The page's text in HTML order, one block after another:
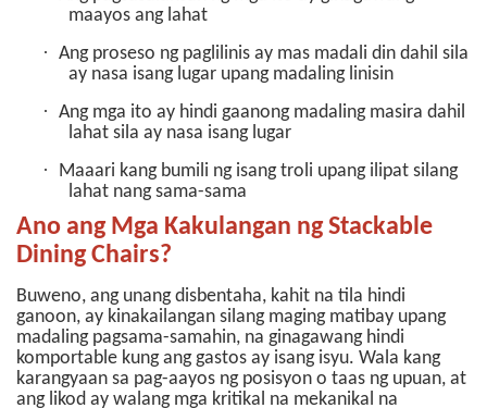
maayos ang lahat
· Ang proseso ng paglilinis ay mas madali din dahil sila
ay nasa isang lugar upang madaling linisin
· Ang mga ito ay hindi gaanong madaling masira dahil
lahat sila ay nasa isang lugar
·
Maaari kang bumili ng isang troli upang ilipat silang
lahat nang sama-sama
Ano ang Mga Kakulangan ng Stackable
Dining Chairs?
Buweno, ang unang disbentaha, kahit na tila hindi
ganoon, ay kinakailangan silang maging matibay upang
madaling pagsama-samahin, na ginagawang hindi
komportable kung ang gastos ay isang isyu. Wala kang
karangyaan sa pag-aayos ng posisyon o taas ng upuan, at
ang likod ay walang mga kritikal na mekanikal na